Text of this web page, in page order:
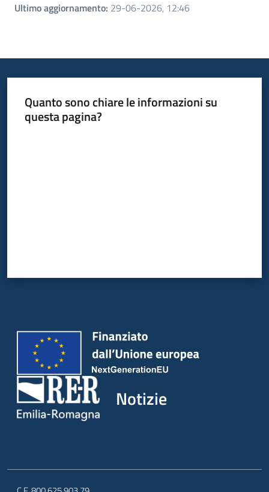
Ultimo aggiornamento: 29-06-2026, 12:46
Quanto sono chiare le informazioni su
questa pagina?
Notizie